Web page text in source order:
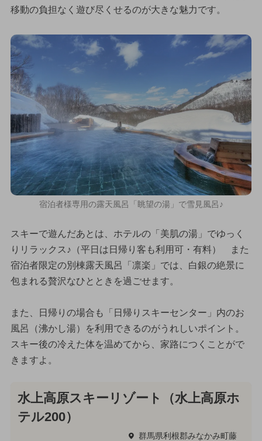
移動の負担なく遊び尽くせるのが大きな魅力です。
宿泊者様専用の露天風呂「眺望の湯」で雪見風呂♪
スキーで遊んだあとは、ホテルの「美肌の湯」でゆっく
りリラックス♪（平日は日帰り客も利用可・有料） また
宿泊者限定の別棟露天風呂「凛楽」では、白銀の絶景に
包まれる贅沢なひとときを過ごせます。
また、日帰りの場合も「日帰りスキーセンター」内のお
風呂（沸かし湯）を利用できるのがうれしいポイント。
スキー後の冷えた体を温めてから、家路につくことがで
きますよ。
水上高原スキーリゾート（水上高原ホ
テル200）
群馬県利根郡みなかみ町藤